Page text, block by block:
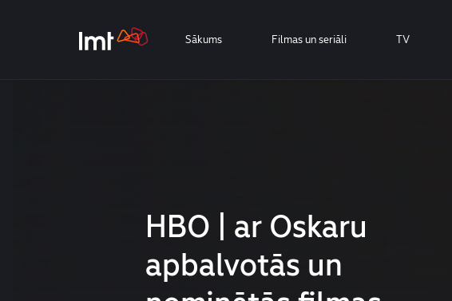
Sākums Filmas un seriāli TV
HBO | ar Oskaru
apbalvotās un